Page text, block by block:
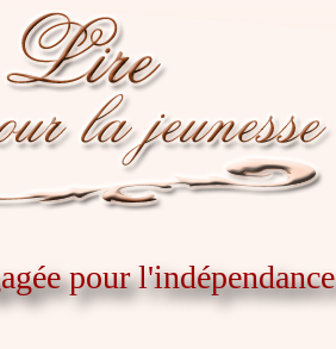
pour l'indépendance